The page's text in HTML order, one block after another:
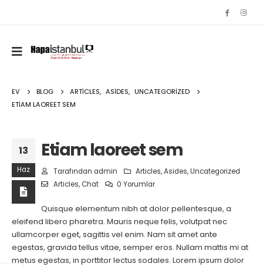
EV BLOG ARTICLES, ASIDES, UNCATEGORIZED
ETIAM LAOREET SEM
13
Haz
Etiam laoreet sem
Tarafından admin Articles,Asides,Uncategorized
Articles,Chat 0 Yorumlar
Quisque elementum nibh at dolor pellentesque, a
eleifend libero pharetra. Mauris neque felis, volutpat nec
ullamcorper eget, sagittis vel enim. Nam sit amet ante
egestas, gravida tellus vitae, semper eros. Nullam mattis mi at
metus egestas, in porttitor lectus sodales. Lorem ipsum dolor